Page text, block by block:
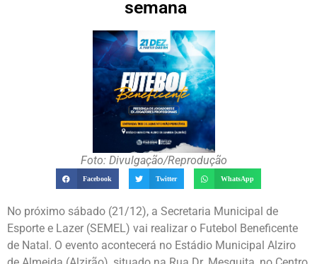
semana
Foto: Divulgação/Reprodução
Facebook Twitter WhatsApp
No próximo sábado (21/12), a Secretaria Municipal de
Esporte e Lazer (SEMEL) vai realizar o Futebol Beneficente
de Natal. O evento acontecerá no Estádio Municipal Alziro